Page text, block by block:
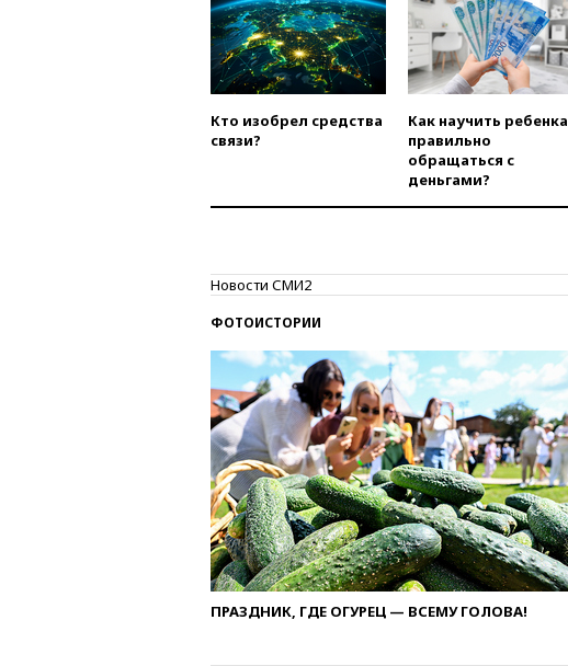
Кто изобрел средства
связи?
Как научить ребенка
правильно
обращаться с
деньгами?
Новости СМИ2
ФОТОИСТОРИИ
ПРАЗДНИК, ГДЕ ОГУРЕЦ — ВСЕМУ ГОЛОВА!